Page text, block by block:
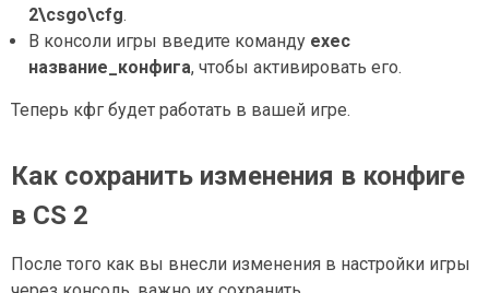
2\csgo\cfg.
В консоли игры введите команду exec
название_конфига, чтобы активировать его.
Теперь кфг будет работать в вашей игре.
Как сохранить изменения в конфиге
в CS 2
После того как вы внесли изменения в настройки игры